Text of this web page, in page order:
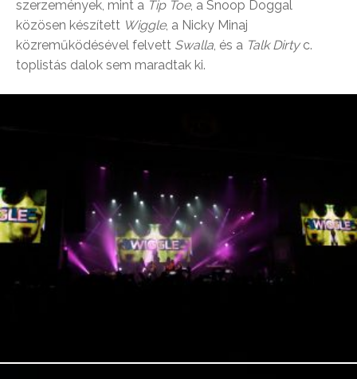
szerzemények, mint a Tip Toe, a Snoop Doggal
közösen készített Wiggle, a Nicky Minaj
közreműködésével felvett Swalla, és a Talk Dirtyc.
toplistás dalok sem maradtak ki.